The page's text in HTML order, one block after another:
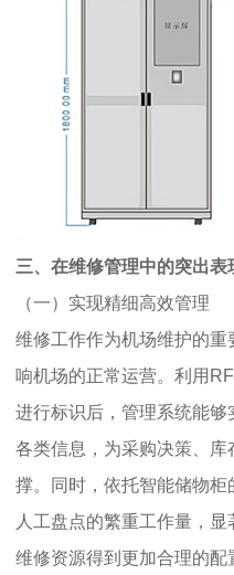
三、在维修管理中的突出表
（一）实现精细高效管理
维修工作作为机场维护的
响机场的正常运营。利用
进行标识后，管理系统能
各类信息，为采购决策、
撑。同时，依托智能储物
人工盘点的繁重工作量，
维修资源得到更加合理的配